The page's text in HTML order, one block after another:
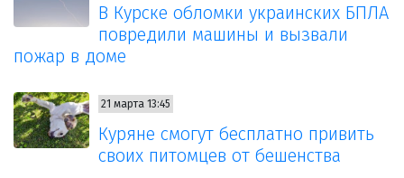
В Курске обломки украинских БПЛА
повредили машины и вызвали
пожар в доме
21 марта 13:45
Куряне смогут бесплатно привить
своих питомцев от бешенства